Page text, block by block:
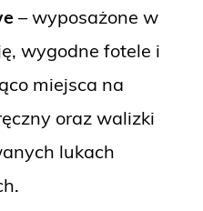
– wyposażone w
wygodne fotele i
miejsca na
oraz walizki
lukach